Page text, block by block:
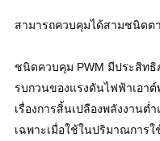
สามารถควบคุมได้สามชนิดต
ชนิดควบคุม PWM มีประสิทธิ
รบกวนของแรงดันไฟฟ้าเอา
เรื่องการสิ้นเปลืองพลังงานต่
เฉพาะเมื่อใช้ในปริมาณการใ